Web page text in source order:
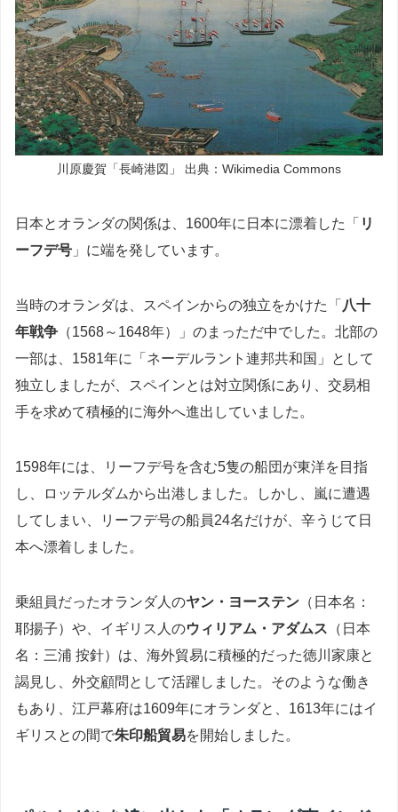
川原慶賀「長崎港図」 出典：Wikimedia Commons
日本とオランダの関係は、1600年に日本に漂着した「 リ
ーフデ号 」に端を発しています。
当時のオランダは、スペインからの独立をかけた「 八十
年戦争 （1568～1648年）」のまっただ中でした。北部の
一部は、1581年に「ネーデルラント連邦共和国」として
独立しましたが、スペインとは対立関係にあり、交易相
手を求めて積極的に海外へ進出していました。
1598年には、リーフデ号を含む5隻の船団が東洋を目指
し、ロッテルダムから出港しました。しかし、嵐に遭遇
してしまい、リーフデ号の船員24名だけが、辛うじて日
本へ漂着しました。
乗組員だったオランダ人のヤン・ヨーステン （日本名：
耶揚子）や、イギリス人のウィリアム・アダムス （日本
名：三浦 按針）は、海外貿易に積極的だった徳川家康と
謁見し、外交顧問として活躍しました。そのような働き
もあり、江戸幕府は1609年にオランダと、1613年にはイ
ギリスとの間で朱印船貿易を開始しました。